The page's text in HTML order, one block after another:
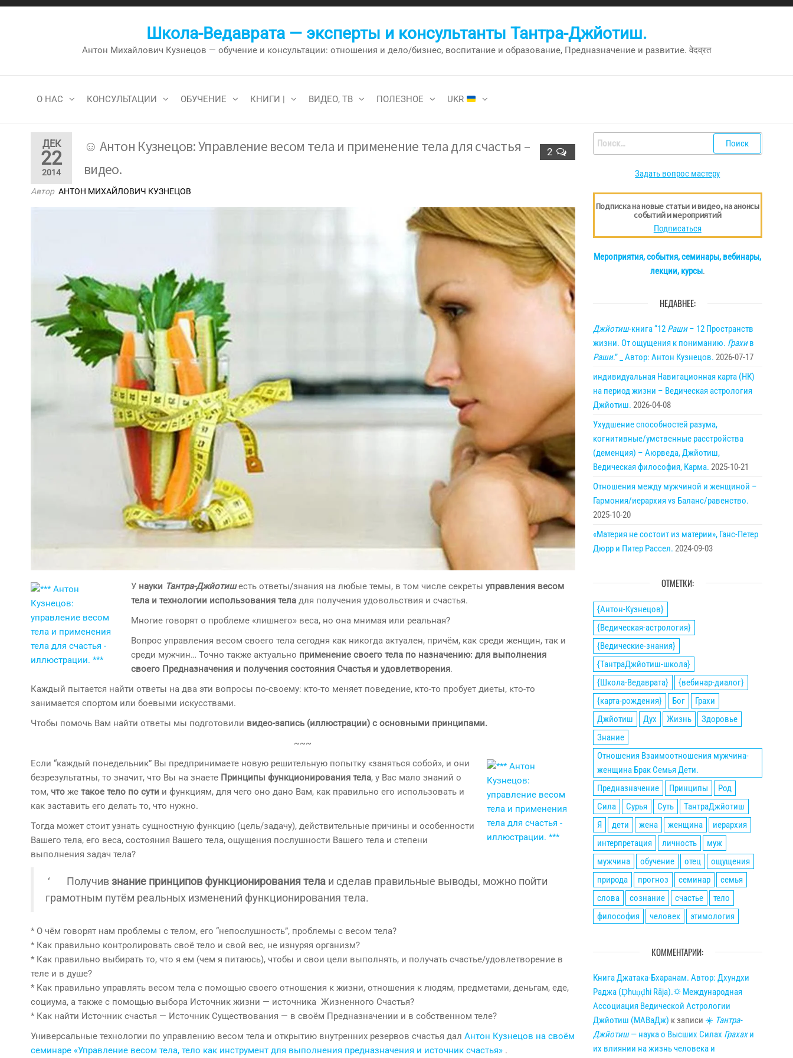
Перейти
Школа-Ведаврата — эксперты и консультанты Тантра-Джйотиш.
Антон Михайлович Кузнецов — обучение и консультации: отношения и дело/бизнес, воспитание и образование, Предназначение и развитие. वेदव्रत
О НАС КОНСУЛЬТАЦИИ ОБУЧЕНИЕ КНИГИ | ВИДЕО, ТВ ПОЛЕЗНОЕ UKR
ДЕК
22
2014
2
☺ Антон Кузнецов: Управление весом тела и применение тела для счастья –
видео.
Автор АНТОН МИХАЙЛОВИЧ КУЗНЕЦОВ
У науки Тантра-Джйотишесть ответы/знания на любые темы, в том числе секреты управления весом
тела и технологии использования тела для получения удовольствия и счастья.
Многие говорят о проблеме «лишнего» веса, но она мнимая или реальная?
Вопрос управления весом своего тела сегодня как никогда актуален, причём, как среди женщин, так и
среди мужчин… Точно также актуально применение своего тела по назначению: для выполнения
своего Предназначения и получения состояния Счастья и удовлетворения.
Каждый пытается найти ответы на два эти вопросы по-своему: кто-то меняет поведение, кто-то пробует диеты, кто-то
занимается спортом или боевыми искусствами.
Чтобы помочь Вам найти ответы мы подготовили видео-запись (иллюстрации) с основными принципами.
~~~
Если “каждый понедельник” Вы предпринимаете новую решительную попытку «заняться собой», и они
безрезультатны, то значит, что Вы на знаете Принципы функционирования тела, у Вас мало знаний о
том, что же такое тело по сути и функциям, для чего оно дано Вам, как правильно его использовать и
как заставить его делать то, что нужно.
Тогда может стоит узнать сущностную функцию (цель/задачу), действительные причины и особенности
Вашего тела, его веса, состояния Вашего тела, ощущения послушности Вашего тела и степени
выполнения задач тела?
‘ Получив знание принципов функционирования тела и сделав правильные выводы, можно пойти
грамотным путём реальных изменений функционирования тела.
* О чём говорят нам проблемы с телом, его “непослушность”, проблемы с весом тела?
* Как правильно контролировать своё тело и свой вес, не изнуряя организм?
* Как правильно выбирать то, что я ем (чем я питаюсь), чтобы и свои цели выполнять, и получать счастье/удовлетворение в
теле и в душе?
* Как правильно управлять весом тела с помощью своего отношения к жизни, отношения к людям, предметами, деньгам, еде,
социума, а также с помощью выбора Источник жизни — источника Жизненного Счастья?
* Как найти Источник счастья — Источник Существования — в своём Предназначении и в собственном теле?
Универсальные технологии по управлению весом тела и открытию внутренних резервов счастья дал Антон Кузнецов на своём
семинаре «Управление весом тела, тело как инструмент для выполнения предназначения и источник счастья» .
Найти:
Задать вопрос мастеру
Подписка на новые статьи и видео, на анонсы
событий и мероприятий
Подписаться
Мероприятия, события, семинары, вебинары,
лекции, курсы.
НЕДАВНЕЕ:
Джйотиш-книга “12 Раши– 12 Пространств
жизни. От ощущения к пониманию. Грахив
Раши.” _ Автор: Антон Кузнецов. 2026-07-17
индивидуальная Навигационная карта (НК)
на период жизни – Ведическая астрология
Джйотиш. 2026-04-08
Ухудшение способностей разума,
когнитивные/умственные расстройства
(деменция) – Аюрведа, Джйотиш,
Ведическая философия, Карма. 2025-10-21
Отношения между мужчиной и женщиной –
Гармония/иерархия vs Баланс/равенство.
2025-10-20
«Материя не состоит из материи», Ганс-Петер
Дюрр и Питер Рассел. 2024-09-03
ОТМЕТКИ:
{Антон-Кузнецов}
{Ведическая-астрология}
{Ведические-знания}
{ТантраДжйотиш-школа}
{Школа-Ведаврата}
{вебинар-диалог}
{карта-рождения}
Бог
Грахи
Джйотиш
Дух Жизнь
Здоровье
Знание
Отношения Взаимоотношения мужчина-
женщина Брак Семья Дети.
Предназначение
Принципы
Род
Сила
Сурья Суть
ТантраДжйотиш
Я
дети жена женщина
иерархия
интерпретация
личность
муж
мужчина
обучение отец
ощущения
природа
прогноз семинар
семья
слова
сознание счастье
тело
философия
человек этимология
КОММЕНТАРИИ:
Книга Джатака-Бхаранам. Автор: Дхундхи
Раджа (Ḍhuṇḍhi Rāja).🌣 Международная
Ассоциация Ведической Астрологии
Джйотиш (МАВаДж) к записи ☀ Тантра-
Джйотиш— наука о Высших Силах Грахахи
их влиянии на жизнь человека и